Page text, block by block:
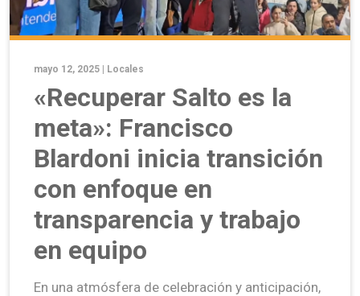
mayo 12, 2025 | Locales
«Recuperar Salto es la
meta»: Francisco
Blardoni inicia transición
con enfoque en
transparencia y trabajo
en equipo
En una atmósfera de celebración y anticipación,